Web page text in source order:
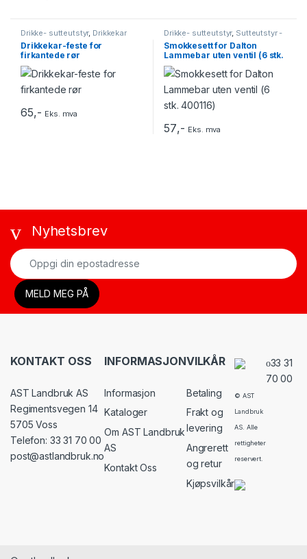
Drikke- sutteutstyr, Drikkekar
Drikkekar-feste for
firkantede rør
65,- Eks. mva
Drikke- sutteutstyr, Sutteutstyr -
Lam/kje
Smokkesett for Dalton
Lammebar uten ventil (6 stk.
400116)
57,- Eks. mva
Nyhetsbrev
KONTAKT OSS
AST Landbruk AS
Regimentsvegen 14
5705 Voss
Telefon: 33 31 70 00
post@astlandbruk.no
INFORMASJON
Informasjon
Kataloger
Om AST Landbruk
AS
Kontakt Oss
VILKÅR
Betaling
Frakt og
levering
Angrerett
og retur
Kjøpsvilkår
© AST
Landbruk
AS. Alle
rettigheter
reservert.
33 31
70 00